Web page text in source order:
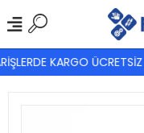
KARGO ÜCRETSİZ